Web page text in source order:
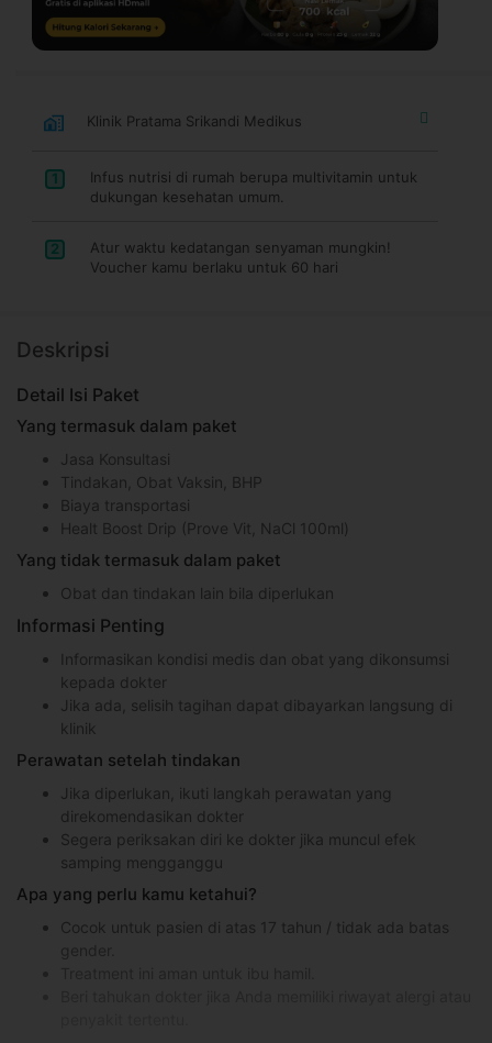
Klinik Pratama Srikandi Medikus
1
Infus nutrisi di rumah berupa multivitamin untuk
dukungan kesehatan umum.
2
Atur waktu kedatangan senyaman mungkin!
Voucher kamu berlaku untuk 60 hari
Deskripsi
Detail Isi Paket
Yang termasuk dalam paket
Jasa Konsultasi
Tindakan, Obat Vaksin, BHP
Biaya transportasi
Healt Boost Drip (Prove Vit, NaCl 100ml)
Yang tidak termasuk dalam paket
Obat dan tindakan lain bila diperlukan
Informasi Penting
Informasikan kondisi medis dan obat yang dikonsumsi
kepada dokter
Jika ada, selisih tagihan dapat dibayarkan langsung di
klinik
Perawatan setelah tindakan
Jika diperlukan, ikuti langkah perawatan yang
direkomendasikan dokter
Segera periksakan diri ke dokter jika muncul efek
samping mengganggu
Apa yang perlu kamu ketahui?
Cocok untuk pasien di atas 17 tahun / tidak ada batas